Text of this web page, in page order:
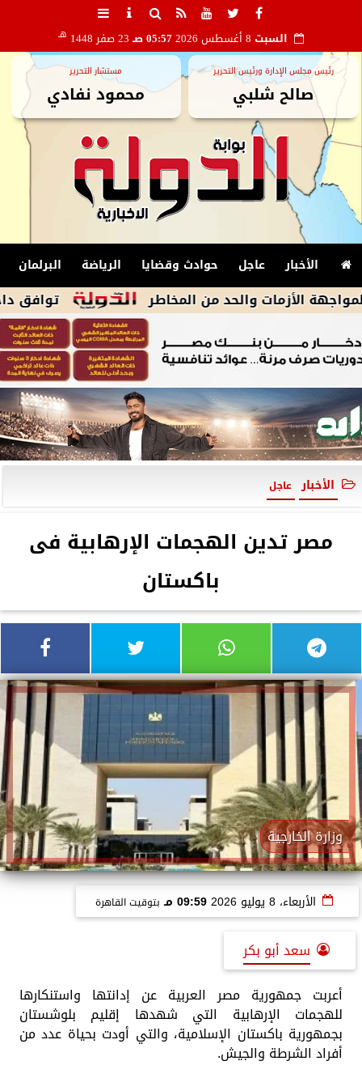
السبت 05:57 صـ 23 صفر 1448 هـ
رئيس مجلس الإدارة ورئيس التحرير
صالح شلبي
مستشار التحرير
محمود نفادي
الأخبار عاجل حوادث وقضايا الرياضة البرلمان
توافق داخل وفد والحد من المخاطر
الأخبار عاجل
مصر تدين الهجمات الإرهابية فى
باكستان
وزارة الخارجية
الأربعاء، 8 يوليو 2026 09:59 مـ بتوقيت القاهرة
سعد أبو بكر
أعربت جمهورية مصر العربية عن إدانتها واستنكارها
للهجمات الإرهابية التي شهدها إقليم بلوشستان
بجمهورية باكستان الإسلامية، والتي أودت بحياة عدد من
أفراد الشرطة والجيش.